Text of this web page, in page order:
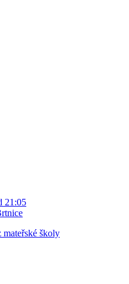
21:05
mateřské školy